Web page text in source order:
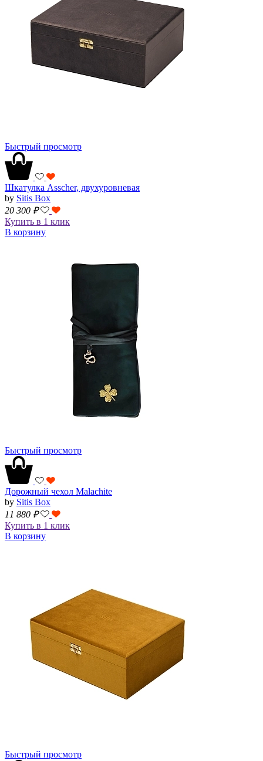
Быстрый просмотр
Шкатулка Asscher, двухуровневая
by Sitis Box
20 300 ₽
Купить в 1 клик
В корзину
Быстрый просмотр
Дорожный чехол Malachite
by Sitis Box
11 880 ₽
Купить в 1 клик
В корзину
Быстрый просмотр